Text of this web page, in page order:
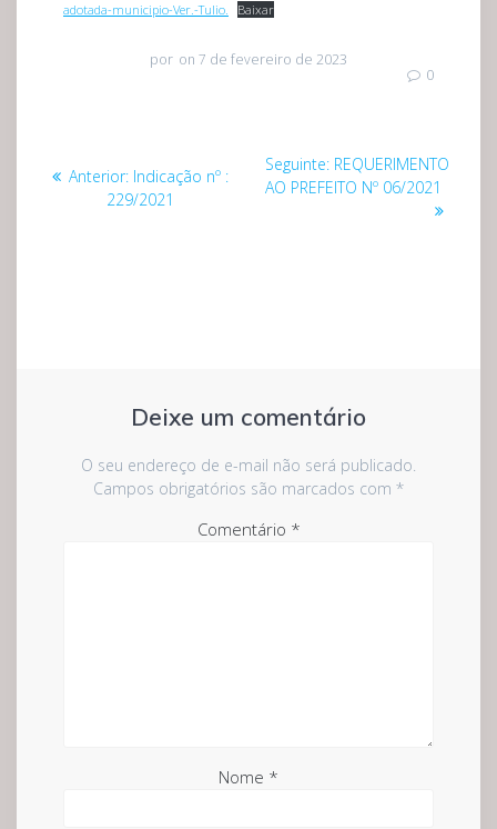
adotada-municipio-Ver.-Tulio.
Baixar
por on 7 de fevereiro de 2023
0
Anterior: Post
anterior:
Indicação nº :
229/2021
Seguinte: Post
seguinte:
REQUERIMENTO
AO PREFEITO Nº 06/2021
Deixe um comentário
O seu endereço de e-mail não será publicado.
Campos obrigatórios são marcados com *
Comentário *
Nome *